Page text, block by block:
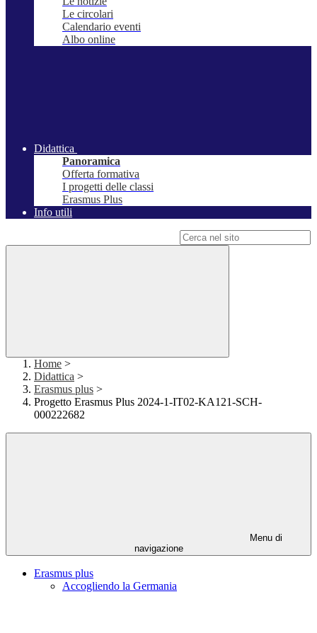
Le circolari
Calendario eventi
Albo online
Didattica
Panoramica
Offerta formativa
I progetti delle classi
Erasmus Plus
Info utili
Home >
Didattica >
Erasmus plus >
Progetto Erasmus Plus 2024-1-IT02-KA121-SCH-
000222682
Menu di
navigazione
Erasmus plus
Accogliendo la Germania